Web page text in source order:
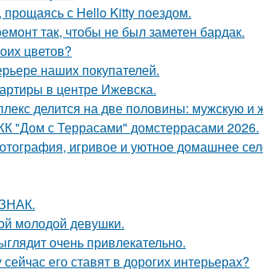
с Hello Kitty поездом.
так, чтобы не был заметен бардак.
цветов?
наших покупателей.
в центре Ижевска.
делится на две половины: мужскую и
"Дом с Террасами" домстеррасами 2026.
игривое и уютное домашнее
молодой девушки.
очень привлекательно.
его ставят в дорогих интерьерах?